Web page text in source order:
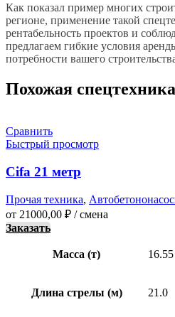
Как показал пример многих
регионе, применение такой
рентабельность проектов и
предлагаем гибкие условия
потребности вашего
Похожая спецтехника
Сравнить
Быстрый просмотр
Cifa 21 метр
Прочая техника,
от 21000,00 ₽ / смена
Заказать
Масса (т) 16.55
Длина стрелы (м) 21.0